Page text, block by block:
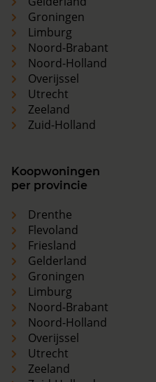
Groningen
Limburg
Noord-Brabant
Noord-Holland
Overijssel
Utrecht
Zeeland
Zuid-Holland
Koopwoningen
per provincie
Drenthe
Flevoland
Friesland
Gelderland
Groningen
Limburg
Noord-Brabant
Noord-Holland
Overijssel
Utrecht
Zeeland